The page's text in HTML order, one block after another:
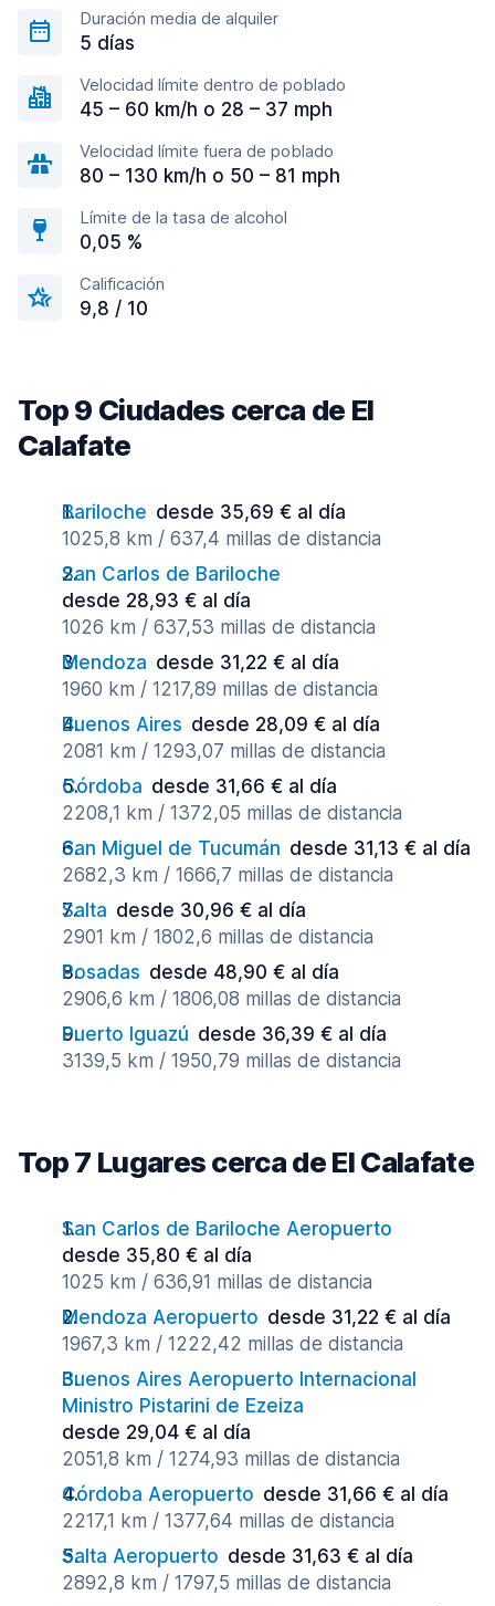
Duración media de alquiler
5 días
Velocidad límite dentro de poblado
45 – 60 km/h o 28 – 37 mph
Velocidad límite fuera de poblado
80 – 130 km/h o 50 – 81 mph
Límite de la tasa de alcohol
0,05 %
Calificación
9,8 / 10
Top 9 Ciudades cerca de El
Calafate
Bariloche desde 35,69 € al día
1025,8 km / 637,4 millas de distancia
San Carlos de Bariloche
desde 28,93 € al día
1026 km / 637,53 millas de distancia
Mendoza desde 31,22 € al día
1960 km / 1217,89 millas de distancia
Buenos Aires desde 28,09 € al día
2081 km / 1293,07 millas de distancia
Córdoba desde 31,66 € al día
2208,1 km / 1372,05 millas de distancia
San Miguel de Tucumán desde 31,13 € al día
2682,3 km / 1666,7 millas de distancia
Salta desde 30,96 € al día
2901 km / 1802,6 millas de distancia
Posadas desde 48,90 € al día
2906,6 km / 1806,08 millas de distancia
Puerto Iguazú desde 36,39 € al día
3139,5 km / 1950,79 millas de distancia
Top 7 Lugares cerca de El Calafate
San Carlos de Bariloche Aeropuerto
desde 35,80 € al día
1025 km / 636,91 millas de distancia
Mendoza Aeropuerto desde 31,22 € al día
1967,3 km / 1222,42 millas de distancia
Buenos Aires Aeropuerto Internacional
Ministro Pistarini de Ezeiza
desde 29,04 € al día
2051,8 km / 1274,93 millas de distancia
Córdoba Aeropuerto desde 31,66 € al día
2217,1 km / 1377,64 millas de distancia
Salta Aeropuerto desde 31,63 € al día
2892,8 km / 1797,5 millas de distancia